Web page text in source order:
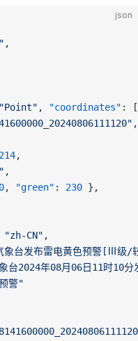
json
,
"Point" , "coordinates" : [
,
,
,
, "green" : 230 },
"zh-CN" ,
象台发布雷电黄色预警[Ⅲ级/
台2024年08月06日11时10
警"